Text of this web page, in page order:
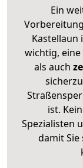
Ein
Kastellaun
wichtig,
als auch
ist.
Spezialisten
damit Sie